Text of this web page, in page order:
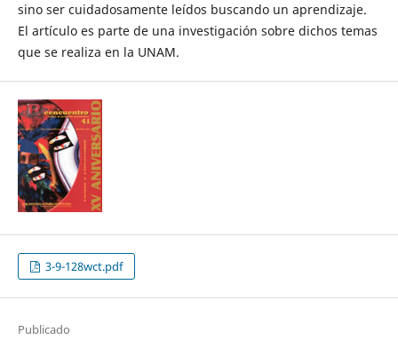
sino ser cuidadosamente leídos buscando un aprendizaje.
El artículo es parte de una investigación sobre dichos temas
que se realiza en la UNAM.
3-9-128wct.pdf
Publicado